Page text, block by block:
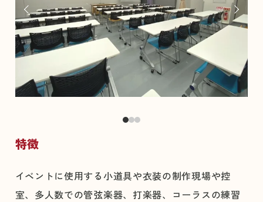
特徴
イベントに使用する小道具や衣装の制作現場や控
室、多人数での管弦楽器、打楽器、コーラスの練習